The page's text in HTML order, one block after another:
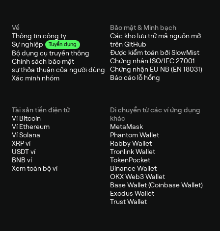
Về
Thông tin công ty
Sự nghiệp
Tuyển dụng
Bộ dụng cụ truyền thông
Chính sách bảo mật
sự thỏa thuận của người dùng
Xác minh nhóm
Bảo mật & Minh bạch
Các kho lưu trữ mã nguồn mở
trên GitHub
Được kiểm toán bởi SlowMist
Chứng nhận ISO/IEC 27001
Chứng nhận EU NB (EN 18031)
Báo cáo lỗ hổng
Tài sản tiền điện tử
Ví Bitcoin
Ví Ethereum
Ví Solana
XRP ví
USDT ví
BNB ví
Xem toàn bộ ví
Di chuyển từ các ví ứng dụng
khác
MetaMask
Phantom Wallet
Rabby Wallet
Tronlink Wallet
TokenPocket
Binance Wallet
OKX Web3 Wallet
Base Wallet (Coinbase Wallet)
Exodus Wallet
Trust Wallet